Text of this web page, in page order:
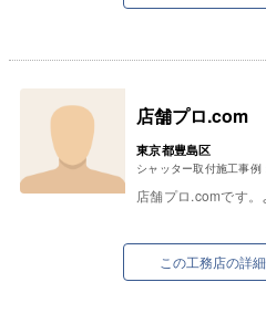
店舗プロ.com
東京都豊島区
シャッター取付施工事例
店舗プロ.comです。
この工務店の詳